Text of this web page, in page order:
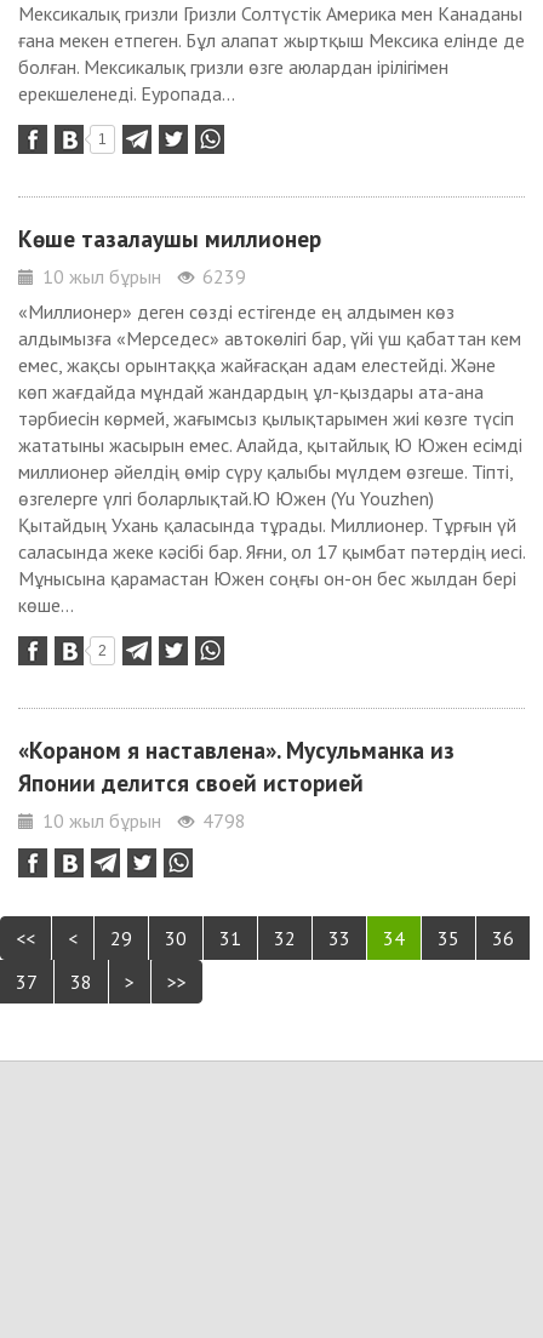
Мексикалық гризли Гризли Солтүстік Америка мен Канаданы
ғана мекен етпеген. Бұл алапат жыртқыш Мексика елінде де
болған. Мексикалық гризли өзге аюлардан ірілігімен
ерекшеленеді. Еуропада...
1
Көше тазалаушы миллионер
10 жыл бұрын
6239
«Миллионер» деген сөзді естігенде ең алдымен көз
алдымызға «Мерседес» автокөлігі бар, үйі үш қабаттан кем
емес, жақсы орынтаққа жайғасқан адам елестейді. Және
көп жағдайда мұндай жандардың ұл-қыздары ата-ана
тәрбиесін көрмей, жағымсыз қылықтарымен жиі көзге түсіп
жататыны жасырын емес. Алайда, қытайлық Ю Южен есімді
миллионер әйелдің өмір сүру қалыбы мүлдем өзгеше. Тіпті,
өзгелерге үлгі боларлықтай.Ю Южен (Yu Youzhen)
Қытайдың Ухань қаласында тұрады. Миллионер. Тұрғын үй
саласында жеке кәсібі бар. Яғни, ол 17 қымбат пәтердің иесі.
Мұнысына қарамастан Южен соңғы он-он бес жылдан бері
көше...
2
«Кораном я наставлена». Мусульманка из
Японии делится своей историей
10 жыл бұрын 4798
<< < 29 30 31 32 33 34 35
36
37
38 > >>